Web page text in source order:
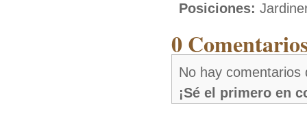
Posiciones:
0
No hay comentarios
¡Sé el primero en